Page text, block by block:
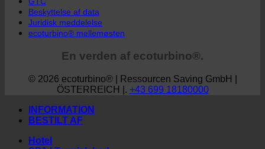
Kontakt
GTC
Beskyttelse af data
Juridisk meddelelse
© 2026 ecoturbino® | Ressourcen Saving GmbH |
ÖSTERREICH |.
INFORMATION
BESTILT AF